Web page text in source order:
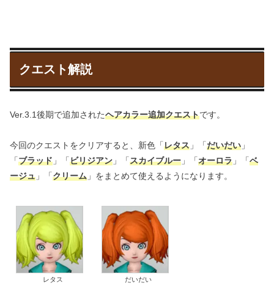
クエスト解説
Ver.3.1後期で追加されたヘアカラー追加クエストです。
今回のクエストをクリアすると、新色「レタス 」「だいだい 」
「ブラッド 」「ビリジアン 」「スカイブルー 」「オーロラ 」「ベ
ージュ 」「クリーム 」をまとめて使えるようになります。
レタス だいだい